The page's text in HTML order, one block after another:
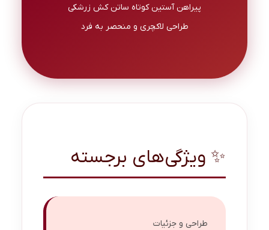
پیراهن آستین کوتاه ساتن کش زرشکی
طراحی لاکچری و منحصر به فرد
✨ ویژگی‌های برجسته
طراحی و جزئیات